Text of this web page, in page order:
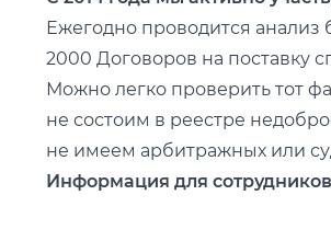
Срок годности5 лет
Упаковка
100 мл. с распылителем
100 мл. флип-топ
250 мл. с распылителем
1 л. с распылителем
Ежегодно проводится анализ
2000 Договоров на поставку
Можно легко проверить тот
не состоим в реестре
не имеем арбитражных или
Информация для
Основа любой закупки -